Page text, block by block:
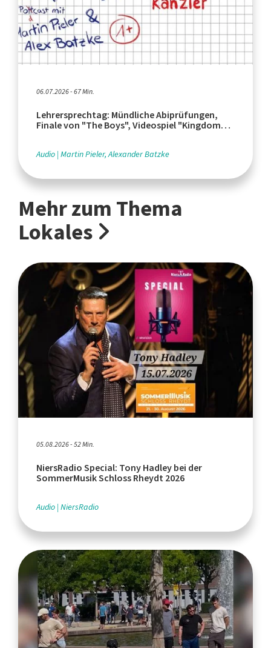
06.07.2026 - 67 Min.
Lehrersprechtag: Mündliche Abiprüfungen,
Finale von "The Boys", Videospiel "Kingdom
Audio Martin Pieler, Alexander Batzke
Mehr zum Thema
Lokales
05.08.2026 - 52 Min.
NiersRadio Special: Tony Hadley bei der
SommerMusik Schloss Rheydt 2026
Audio NiersRadio